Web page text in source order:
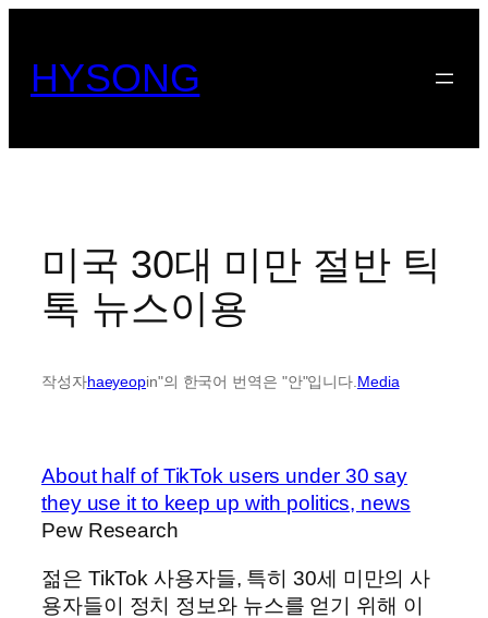
HYSONG
미국 30대 미만 절반 틱
톡 뉴스이용
작성자haeyeopin"의 한국어 번역은 "안"입니다.Media
About half of TikTok users under 30 say
they use it to keep up with politics, news
Pew Research
젊은 TikTok 사용자들, 특히 30세 미만의 사
용자들이 정치 정보와 뉴스를 얻기 위해 이